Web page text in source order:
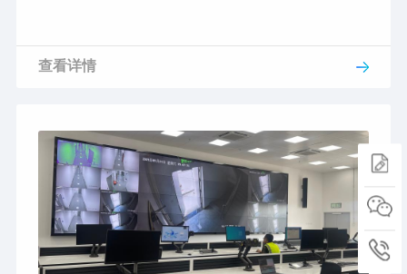
查看详情